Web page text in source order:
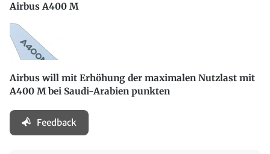
Airbus A400 M
Airbus will mit Erhöhung der maximalen Nutzlast mit
A400 M bei Saudi-Arabien punkten
Feedback